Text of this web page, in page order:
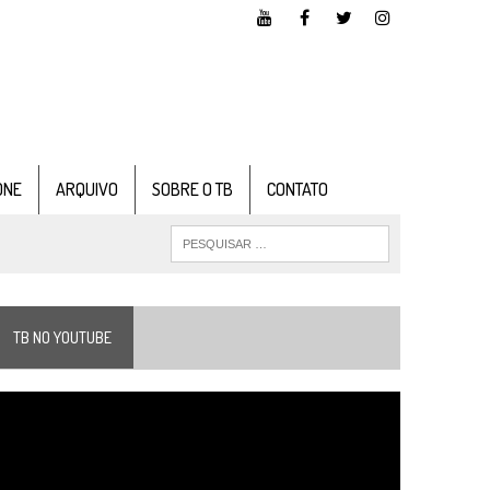
ARQUIVO SOBRE O TB CONTATO
TB NO YOUTUBE